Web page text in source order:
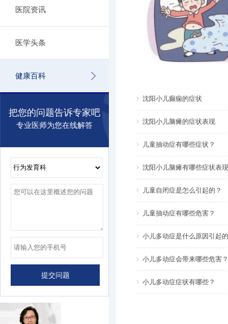
医院资讯
医学头条
健康百科
把您的问题告诉专家吧
专业医师为您在线解答
沈阳小儿癫痫的症状
沈阳小儿脑瘫的症状表现
儿童抽动症有哪些症状？
沈阳小儿脑瘫有哪些症状表
儿童自闭症是怎么引起的？
儿童抽动症有哪些危害？
小儿多动症是什么原因引起
小儿多动症会带来哪些危害？
小儿多动症症状有哪些？